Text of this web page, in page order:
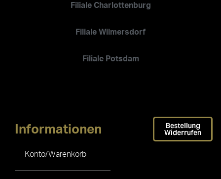
Filiale Charlottenburg
Filiale Wilmersdorf
Filiale Potsdam
Informationen
Konto/Warenkorb
Bestellung
Widerrufen